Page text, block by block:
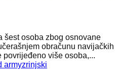
šest osoba zbog osnovane
obračunu navijačkih
povrijeđeno više osoba,...
armyzrinjski